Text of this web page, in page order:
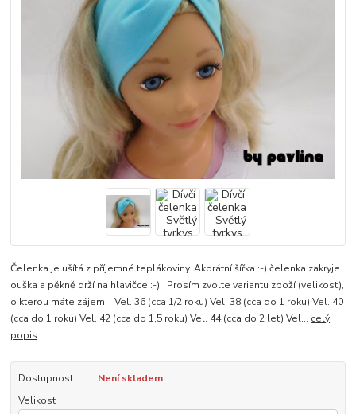
Čelenka je ušítá z příjemné teplákoviny. Akorátní šířka :-) čelenka zakryje
ouška a pěkně drží na hlavičce :-) Prosím zvolte variantu zboží (velikost),
o kterou máte zájem. Vel. 36 (cca 1/2 roku) Vel. 38 (cca do 1 roku) Vel. 40
(cca do 1 roku) Vel. 42 (cca do 1,5 roku) Vel. 44 (cca do 2 let) Vel... celý
popis
Dostupnost
Není skladem
Velikost